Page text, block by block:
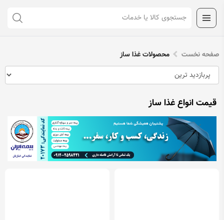
صفحه نخست محصولات غذا ساز
قیمت انواع غذا ساز